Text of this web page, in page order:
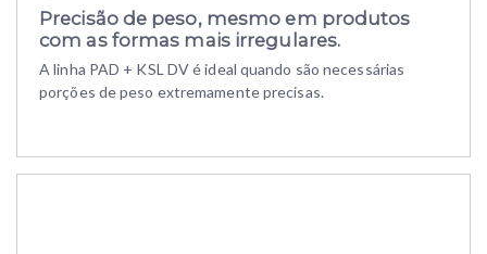
Precisão de peso, mesmo em produtos
com as formas mais irregulares.
A linha PAD + KSL DV é ideal quando são necessárias
porções de peso extremamente precisas.